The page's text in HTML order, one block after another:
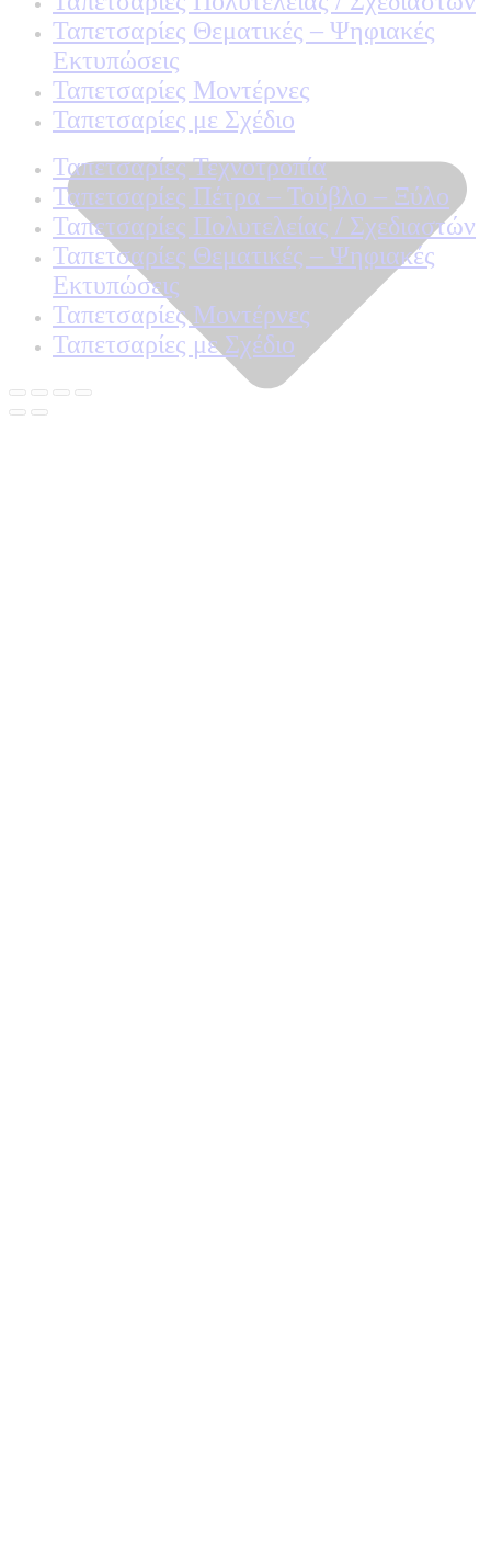
Ταπετσαρίες Θεματικές – Ψηφιακές
Εκτυπώσεις
Ταπετσαρίες Μοντέρνες
Ταπετσαρίες με Σχέδιο
Ταπετσαρίες Τεχνοτροπία
Ταπετσαρίες Πέτρα – Τούβλο – Ξύλο
Ταπετσαρίες Πολυτελείας / Σχεδιαστών
Ταπετσαρίες Θεματικές – Ψηφιακές
Εκτυπώσεις
Ταπετσαρίες Μοντέρνες
Ταπετσαρίες με Σχέδιο